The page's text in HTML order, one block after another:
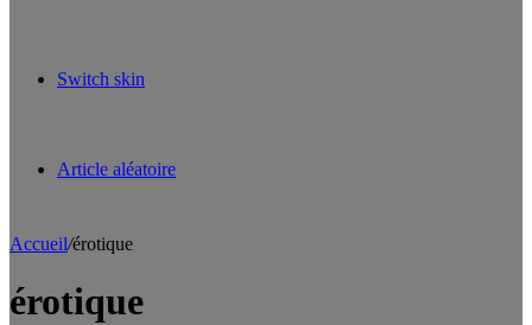
Switch skin
Article aléatoire
Accueil/érotique
érotique